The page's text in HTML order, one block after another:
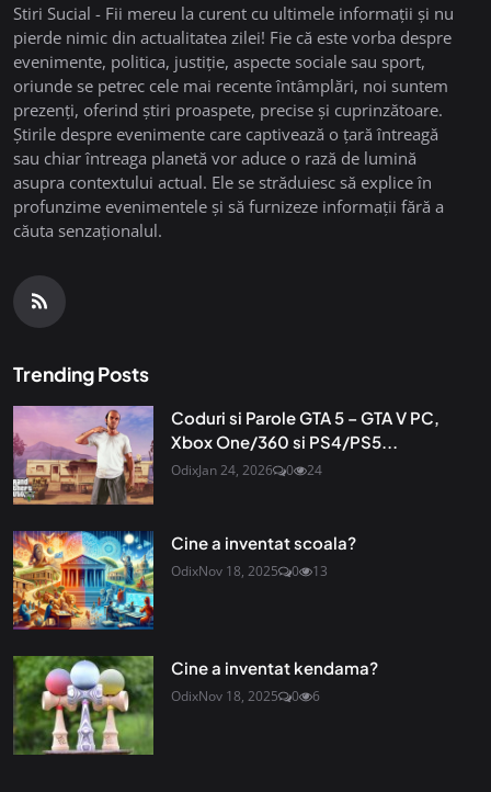
Stiri Sucial - Fii mereu la curent cu ultimele informații și nu
pierde nimic din actualitatea zilei! Fie că este vorba despre
evenimente, politica, justiție, aspecte sociale sau sport,
oriunde se petrec cele mai recente întâmplări, noi suntem
prezenți, oferind știri proaspete, precise și cuprinzătoare.
Știrile despre evenimente care captivează o țară întreagă
sau chiar întreaga planetă vor aduce o rază de lumină
asupra contextului actual. Ele se străduiesc să explice în
profunzime evenimentele și să furnizeze informații fără a
căuta senzaționalul.
Trending Posts
Coduri si Parole GTA 5 – GTA V PC,
Xbox One/360 si PS4/PS5...
OdixJan 24, 2026 0 24
Cine a inventat scoala?
OdixNov 18, 2025 0 13
Cine a inventat kendama?
OdixNov 18, 2025 0 6